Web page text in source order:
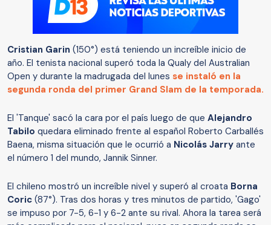
Cristian Garin (150°) está teniendo un increíble inicio de
año. El tenista nacional superó toda la Qualy del Australian
Open y durante la madrugada del lunes se instaló en la
segunda ronda del primer Grand Slam de la temporada.
El 'Tanque' sacó la cara por el país luego de que Alejandro
Tabilo quedara eliminado frente al español Roberto Carballés
Baena, misma situación que le ocurrió a Nicolás Jarry ante
el número 1 del mundo, Jannik Sinner.
El chileno mostró un increíble nivel y superó al croata Borna
Coric (87°). Tras dos horas y tres minutos de partido, 'Gago'
se impuso por 7-5, 6-1 y 6-2 ante su rival. Ahora la tarea será